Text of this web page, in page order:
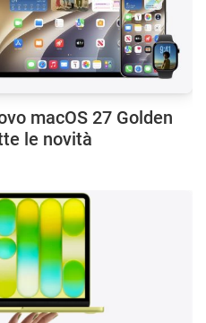
macOS 27 Golden
le novità